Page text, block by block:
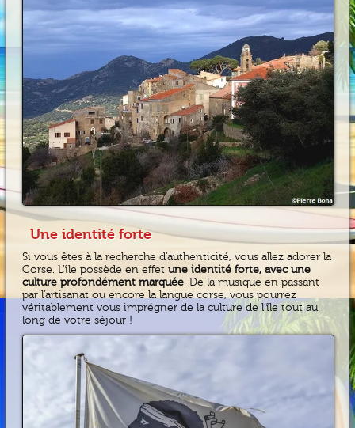
Une identité forte
Si vous êtes à la recherche d’authenticité, vous allez adorer la
Corse. L’île possède en effetune identité forte, avec une
culture profondément marquée. De la musique en passant
par l’artisanat ou encore la langue corse, vous pourrez
véritablement vous imprégner de la culture de l’île tout au
long de votre séjour !